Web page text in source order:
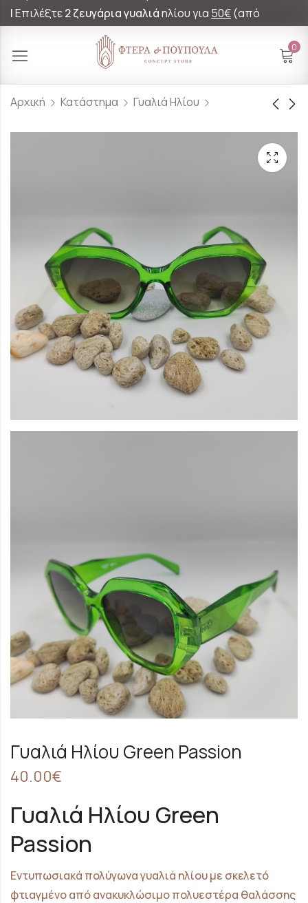
|Επιλέξτε2 ζευγάρια γυαλιάηλίου για 50€(από
0
Αρχική Κατάστημα Γυαλιά Ηλίου
Γυαλιά Ηλίου Jackie
Γυαλιά Ηλίου Nude
Γυαλιά Ηλίου Green Passion
40.00€
Γυαλιά Ηλίου Green
Passion
Εντυπωσιακά πολύγωνα γυαλιά ηλίου με σκελετό
φτιαγμένο από ανακυκλώσιμο πολυεστέρα θαλάσσης